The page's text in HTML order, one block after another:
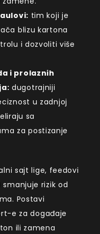
tim koji je
blizu kartona
i dozvoliti više
i prolaznih
dugotrajniji
u zadnjoj
sa
za postizanje
sajt lige, feedovi
rizik od
Postavi
e za događaje
ili zamena